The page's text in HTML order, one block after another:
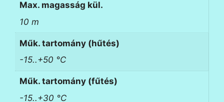
Max. magasság kül.
10 m
Műk. tartomány (hűtés)
-15..+50 °C
Műk. tartomány (fűtés)
-15..+30 °C